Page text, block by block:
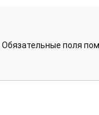
Обязательные поля